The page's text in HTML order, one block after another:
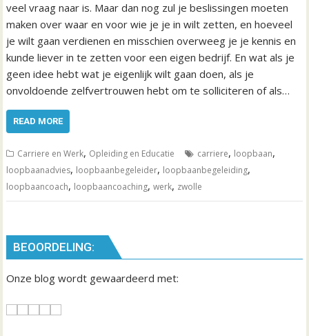
veel vraag naar is. Maar dan nog zul je beslissingen moeten
maken over waar en voor wie je je in wilt zetten, en hoeveel
je wilt gaan verdienen en misschien overweeg je je kennis en
kunde liever in te zetten voor een eigen bedrijf. En wat als je
geen idee hebt wat je eigenlijk wilt gaan doen, als je
onvoldoende zelfvertrouwen hebt om te solliciteren of als…
READ MORE
Carriere en Werk, Opleiding en Educatie carriere, loopbaan,
loopbaanadvies, loopbaanbegeleider, loopbaanbegeleiding,
loopbaancoach, loopbaancoaching,werk, zwolle
BEOORDELING:
Onze blog wordt gewaardeerd met: